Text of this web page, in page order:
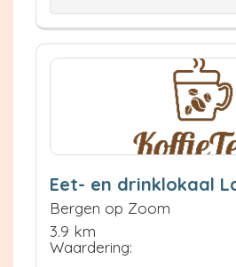
Eet- en drinklokaal
Bergen op Zoom
3.9 km
Waardering: